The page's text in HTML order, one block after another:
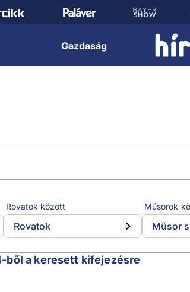
Gazdaság
Rovatok között
Rovatok
Műsorok
Műsor
ből a keresett kifejezésre